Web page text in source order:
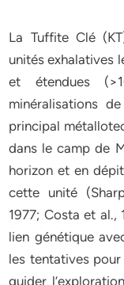
La Tuffite Clé
unités exhalatives
et étendues
minéralisations
principal
dans le camp de
horizon et en
cette unité
1977; Costa et al.,
lien génétique
les tentatives
guider